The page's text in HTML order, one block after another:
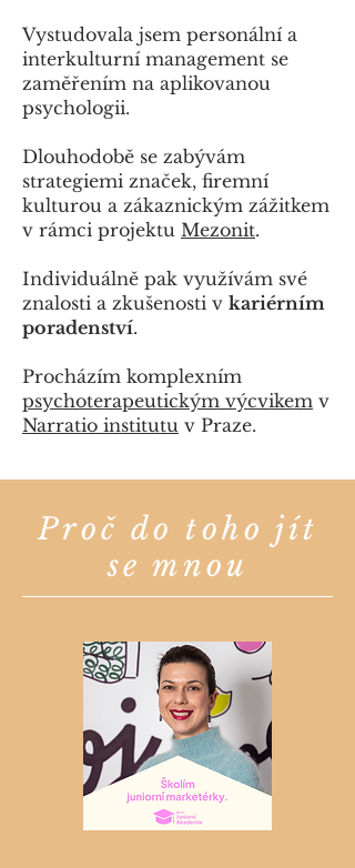
Vystudovala jsem personální a
interkulturní management se
zaměřením na aplikovanou
psychologii.
Dlouhodobě se zabývám
strategiemi značek, firemní
kulturou a zákaznickým zážitkem
v rámci projektu Mezonit.
Individuálně pak využívám své
znalosti a zkušenosti v kariérním
poradenství.
Procházím komplexním
psychoterapeutickým výcvikem v
Narratio institutu v Praze.
Proč do toho jít
se mnou